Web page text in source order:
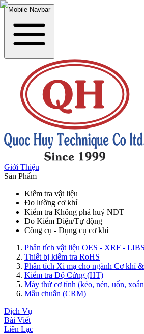
Mobile Navbar
Giới Thiệu
Sản Phẩm
Kiểm tra vật liệu
Đo lường cơ khí
Kiểm tra Không phá huỷ NDT
Đo Kiểm Điện/Tự động
Công cụ - Dụng cụ cơ khí
Phân tích vật liệu OES - XRF - LIBS
Thiết bị kiểm tra RoHS
Phân tích Xi mạ cho ngành Cơ khí
Kiểm tra Độ Cứng (HT)
Máy thử cơ tính (kéo, nén, uốn,
Mẫu chuẩn (CRM)
Dịch Vụ
Bài Viết
Liên Lạc